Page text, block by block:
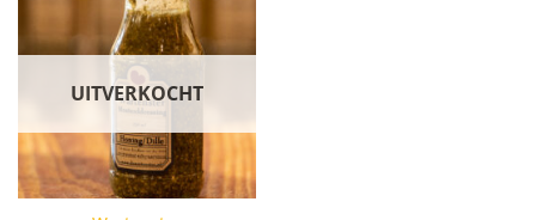
UITVERKOCHT